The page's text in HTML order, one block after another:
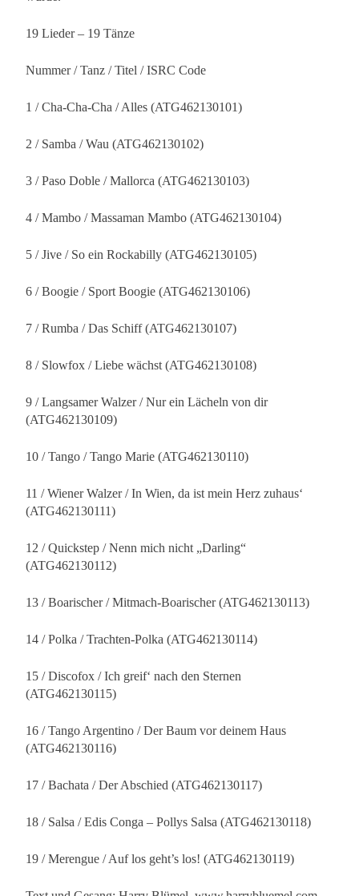
19 Lieder – 19 Tänze
Nummer / Tanz / Titel / ISRC Code
1 / Cha-Cha-Cha / Alles (ATG462130101)
2 / Samba / Wau (ATG462130102)
3 / Paso Doble / Mallorca (ATG462130103)
4 / Mambo / Massaman Mambo (ATG462130104)
5 / Jive / So ein Rockabilly (ATG462130105)
6 / Boogie / Sport Boogie (ATG462130106)
7 / Rumba / Das Schiff (ATG462130107)
8 / Slowfox / Liebe wächst (ATG462130108)
9 / Langsamer Walzer / Nur ein Lächeln von dir
(ATG462130109)
10 / Tango / Tango Marie (ATG462130110)
11 / Wiener Walzer / In Wien, da ist mein Herz zuhaus‘
(ATG462130111)
12 / Quickstep / Nenn mich nicht „Darling“
(ATG462130112)
13 / Boarischer / Mitmach-Boarischer (ATG462130113)
14 / Polka / Trachten-Polka (ATG462130114)
15 / Discofox / Ich greif‘ nach den Sternen
(ATG462130115)
16 / Tango Argentino / Der Baum vor deinem Haus
(ATG462130116)
17 / Bachata / Der Abschied (ATG462130117)
18 / Salsa / Edis Conga – Pollys Salsa (ATG462130118)
19 / Merengue / Auf los geht’s los! (ATG462130119)